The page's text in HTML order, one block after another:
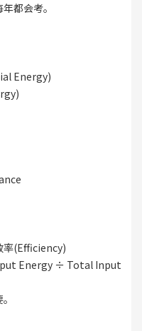
都会考。
Energy)
率(Efficiency)
Energy ÷ Total Input